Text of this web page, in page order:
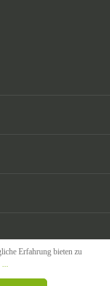
Erfahrung bieten zu